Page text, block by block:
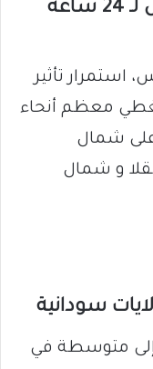
ملخص وتوقع لحالة الطقس لـ 24 ساعة
استمرار تأثير
معظم أنحاء
على شمال
و شمال
سودانية
متوسطة في